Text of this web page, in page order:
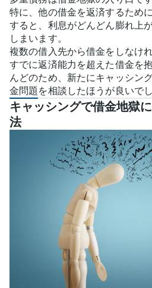
特に、他の借金を返済するため
すると、利息がどんどん膨れ上
しまいます。
複数の借入先から借金をしなけ
すでに返済能力を超えた借金を
んどのため、新たにキャッシン
金問題を相談したほうが良いでし
キャッシングで借金地獄
法